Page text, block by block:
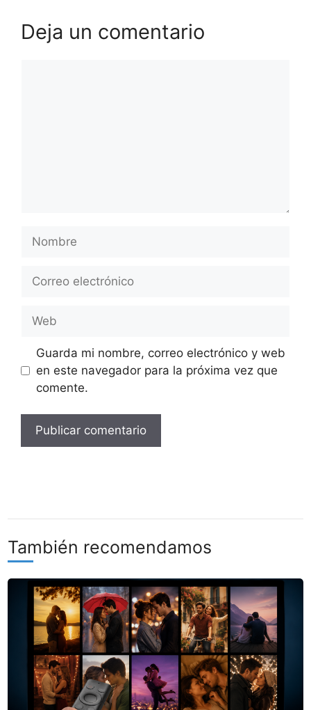
Deja un comentario
electrónico
Guarda mi nombre, correo electrónico y web
en este navegador para la próxima vez que
comente.
También recomendamos